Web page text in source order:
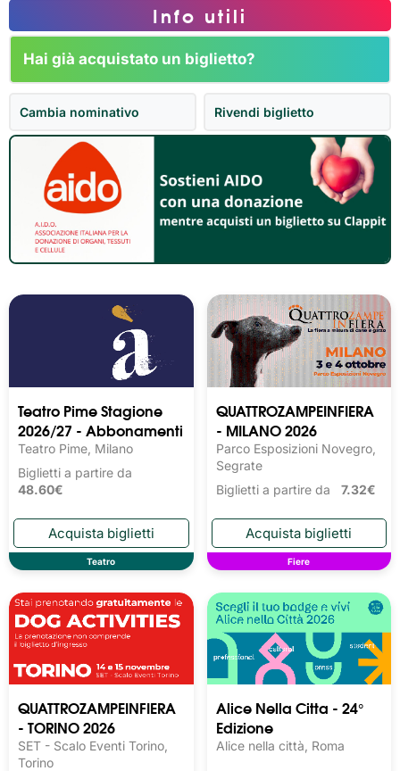
Teatro Pime Stagione
2026/27 - Abbonamenti
Teatro Pime, Milano
Biglietti a partire da
48.60€
Teatro
QUATTROZAMPEINFIERA
- MILANO 2026
Parco Esposizioni Novegro,
Segrate
Biglietti a partire da 7.32€
Fiere
QUATTROZAMPEINFIERA
- TORINO 2026
SET - Scalo Eventi Torino,
Torino
Alice Nella Citta - 24°
Edizione
Alice nella città, Roma
Info utili
Hai già acquistato un biglietto?
Cambia nominativo Rivendi biglietto